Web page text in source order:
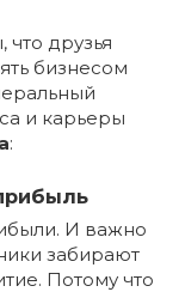
друзья
бизнесом
и карьеры
:
И важно
забирают
Потому что